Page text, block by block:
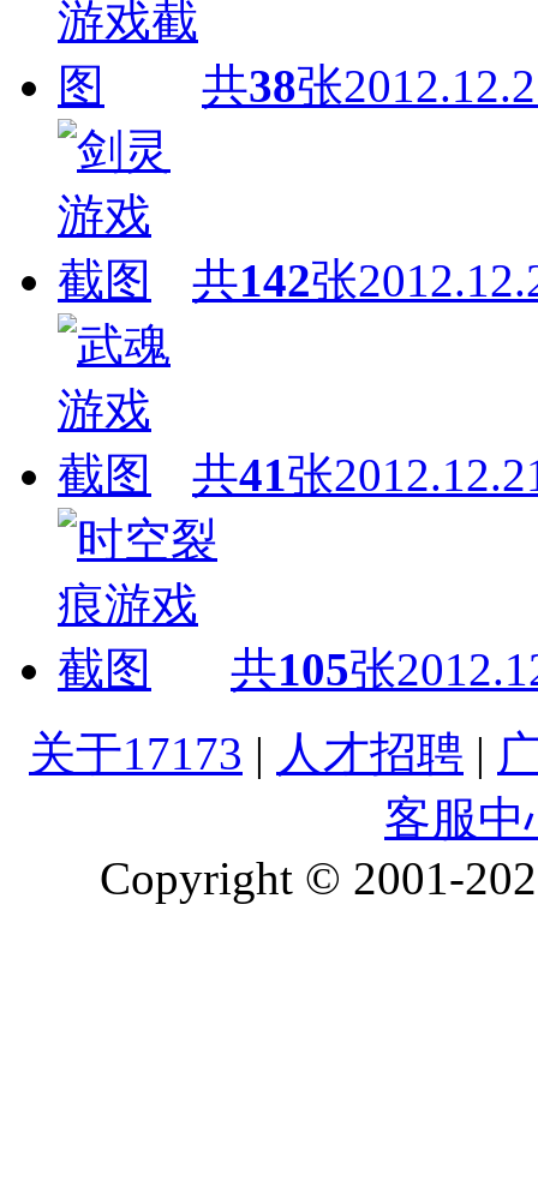
共38张
共142张
共41张
共105张
关于17173 | 人才招聘 |
客服中
Copyright © 2001-